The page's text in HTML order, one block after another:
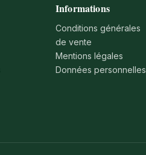
Informations
Conditions générales
de vente
Mentions légales
Données personnelles